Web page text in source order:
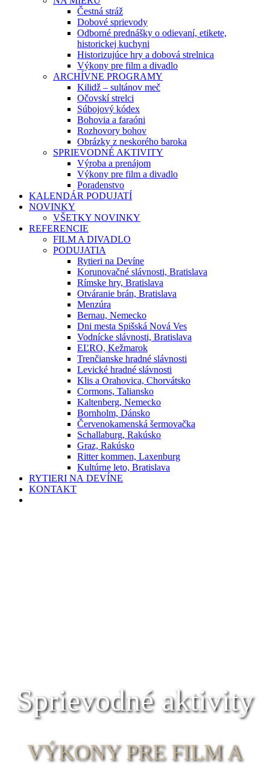
Čestná stráž
Dobové sprievody
Odborné prednášky o odievaní, etikete,
historickej kuchyni
Historizujúce hry a dobová strelnica
Výkony pre film a divadlo
ARCHÍVNE PROGRAMY
Kilidž – sultánov meč
Očovskí strelci
Súbojový kódex
Bohovia a faraóni
Rozhovory bohov
Obrázky z neskorého baroka
SPRIEVODNÉ AKTIVITY
Výroba a prenájom
Výkony pre film a divadlo
Poradenstvo
KALENDÁR PODUJATÍ
NOVINKY
VŠETKY NOVINKY
REFERENCIE
FILM A DIVADLO
PODUJATIA
Rytieri na Devíne
Korunovačné slávnosti, Bratislava
Rímske hry, Bratislava
Otváranie brán, Bratislava
Menzúra
Bernau, Nemecko
Dni mesta Spišská Nová Ves
Vodnícke slávnosti, Bratislava
EĽRO, Kežmarok
Trenčianske hradné slávnosti
Levické hradné slávnosti
Klis a Orahovica, Chorvátsko
Cormons, Taliansko
Kaltenberg, Nemecko
Bornholm, Dánsko
Červenokamenská šermovačka
Schallaburg, Rakúsko
Graz, Rakúsko
Ritter kommen, Laxenburg
Kultúrne leto, Bratislava
RYTIERI NA DEVÍNE
KONTAKT
Sprievodné aktivity
VÝKONY PRE FILM A